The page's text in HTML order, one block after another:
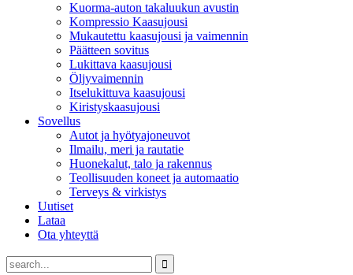
Kuorma-auton takaluukun avustin
Kompressio Kaasujousi
Mukautettu kaasujousi ja vaimennin
Päätteen sovitus
Lukittava kaasujousi
Öljyvaimennin
Itselukittuva kaasujousi
Kiristyskaasujousi
Sovellus
Autot ja hyötyajoneuvot
Ilmailu, meri ja rautatie
Huonekalut, talo ja rakennus
Teollisuuden koneet ja automaatio
Terveys & virkistys
Uutiset
Lataa
Ota yhteyttä